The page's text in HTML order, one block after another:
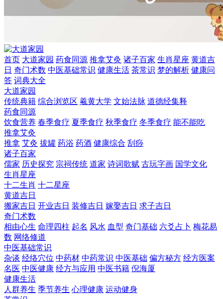
首页 大道家园 药食同源 推拿艾灸 诸子百家 生肖星座 黄道吉
日 奇门术数 中医基础常识 健康生活 茶常识 梦的解析 健康问
答 词典大全
大道家园
传统典籍 综合浏览区 羲黄大学 文始法脉 道德经集释
药食同源
饮食营养 春季食疗 夏季食疗 秋季食疗 冬季食疗 能不能吃
推拿艾灸
推拿 艾灸 拔罐 药浴 药酒 健康综合 刮痧
诸子百家
儒家 历史探究 宗祠传统 道家 诗词歌赋 古玩字画 国学文化
生肖星座
十二生肖 十二星座
黄道吉日
搬家吉日 开业吉日 装修吉日 嫁娶吉日 求子吉日
奇门术数
相由心生 命理四柱 起名 风水 血型 奇门基础 六爻占卜 梅花易
数 网络修道
中医基础常识
杂谈 经络穴位 中药材 中药常识 中医基础 偏方秘方 经方医案
名医 中医健康 经方与应用 中医书籍 倪海厦
健康生活
人群养生 季节养生 心理健康 运动健身